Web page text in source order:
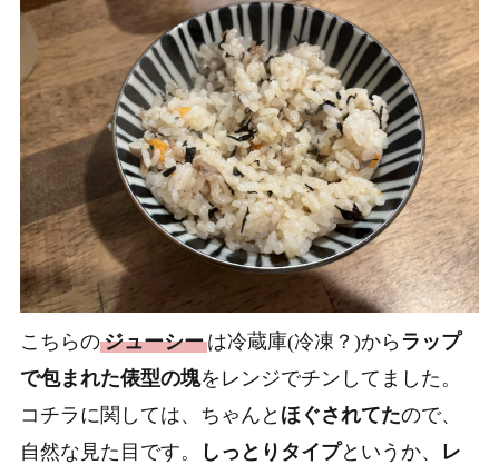
こちらのジューシーは冷蔵庫(冷凍？)から ラップ
で包まれた俵型の塊をレンジでチンしてました。
コチラに関しては、ちゃんと ほぐされてたので、
自然な見た目です。
しっとりタイプというか、
レ